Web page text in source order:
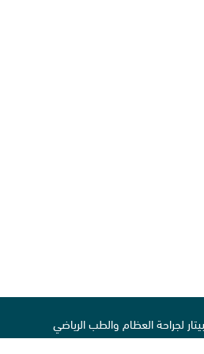
لجراحة العظام والطب الرياضي